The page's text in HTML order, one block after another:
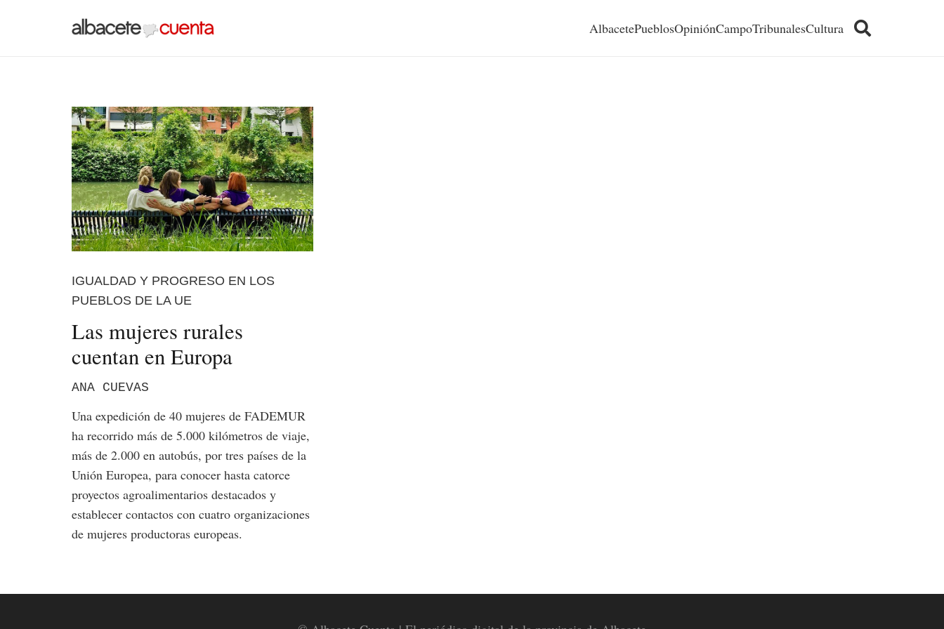
AlbacetePueblosOpiniónCampoTribunalesCultura
IGUALDAD Y PROGRESO EN LOS
PUEBLOS DE LA UE
Las mujeres rurales
cuentan en Europa
ANA CUEVAS
Una expedición de 40 mujeres de FADEMUR
ha recorrido más de 5.000 kilómetros de viaje,
más de 2.000 en autobús, por tres países de la
Unión Europea, para conocer hasta catorce
proyectos agroalimentarios destacados y
establecer contactos con cuatro organizaciones
de mujeres productoras europeas.